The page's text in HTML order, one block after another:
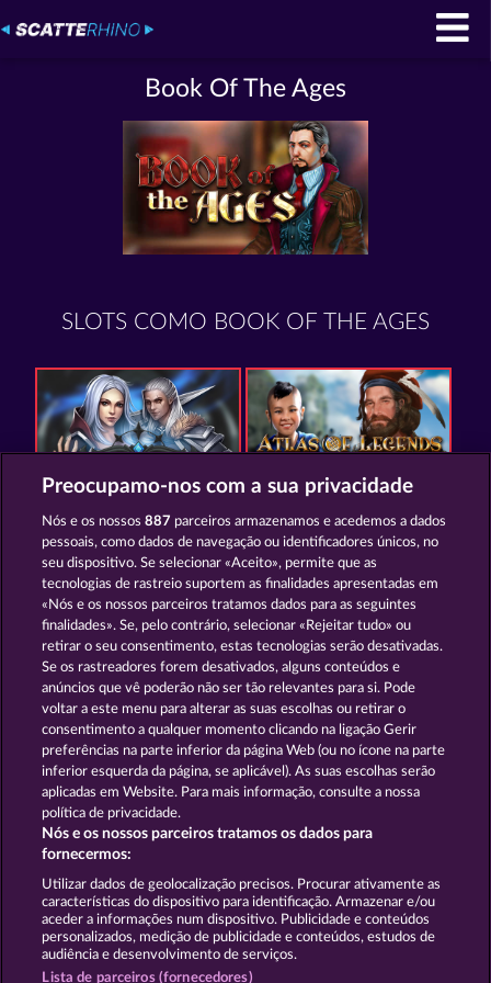
Book Of The Ages
SLOTS COMO BOOK OF THE AGES
The Warlocks Book Atlas of Legends
Books and Bounties
Termos e Condições
Declaração de Privacidade Marca
Empresa Perguntas frequentes
Enviar pedido de rescisão
Preocupamo-nos com a sua privacidade
Nós e os nossos887 parceiros armazenamos e acedemos a dados
pessoais, como dados de navegação ou identificadores únicos, no
seu dispositivo. Se selecionar «Aceito», permite que as
tecnologias de rastreio suportem as finalidades apresentadas em
«Nós e os nossos parceiros tratamos dados para as seguintes
finalidades». Se, pelo contrário, selecionar «Rejeitar tudo» ou
retirar o seu consentimento, estas tecnologias serão desativadas.
Se os rastreadores forem desativados, alguns conteúdos e
anúncios que vê poderão não ser tão relevantes para si. Pode
voltar a este menu para alterar as suas escolhas ou retirar o
consentimento a qualquer momento clicando na ligação Gerir
preferências na parte inferior da página Web (ou no ícone na parte
inferior esquerda da página, se aplicável). As suas escolhas serão
aplicadas em Website. Para mais informação, consulte a nossa
política de privacidade.
Nós e os nossos parceiros tratamos os dados para
fornecermos:
Utilizar dados de geolocalização precisos. Procurar ativamente as
características do dispositivo para identificação. Armazenar e/ou
aceder a informações num dispositivo. Publicidade e conteúdos
personalizados, medição de publicidade e conteúdos, estudos de
audiência e desenvolvimento de serviços.
Lista de parceiros (fornecedores)